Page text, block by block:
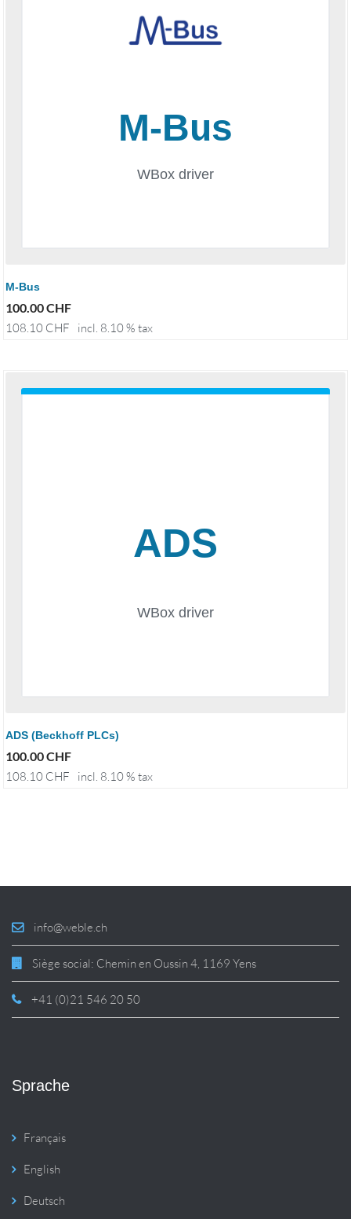
M-Bus
100.00CHF
108.10 CHF incl. 8.10 % tax
ADS (Beckhoff PLCs)
100.00CHF
108.10 CHF incl. 8.10 % tax
info@weble.ch
Siège social: Chemin en Oussin 4, 1169 Yens
+41 (0)21 546 20 50
Sprache
Français
English
Deutsch